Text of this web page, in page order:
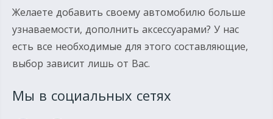
Желаете добавить своему автомобилю больше
узнаваемости, дополнить аксессуарами? У нас
есть все необходимые для этого составляющие,
выбор зависит лишь от Вас.
Мы в социальных сетях